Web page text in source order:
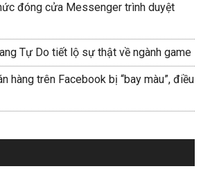
đóng cửa Messenger trình duyệt
Tự Do tiết lộ sự thật về ngành game
hàng trên Facebook bị “bay màu”, điều